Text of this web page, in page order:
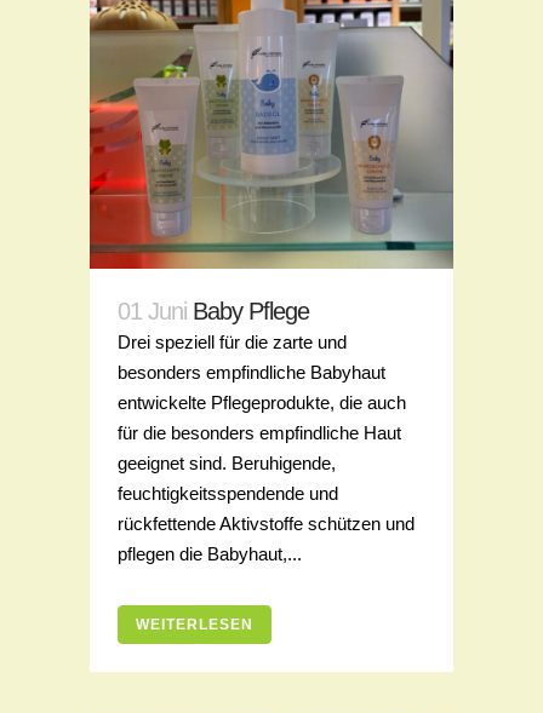
01 Juni Baby Pflege
Drei speziell für die zarte und
besonders empfindliche Babyhaut
entwickelte Pflegeprodukte, die auch
für die besonders empfindliche Haut
geeignet sind. Beruhigende,
feuchtigkeitsspendende und
rückfettende Aktivstoffe schützen und
pflegen die Babyhaut,...
WEITERLESEN